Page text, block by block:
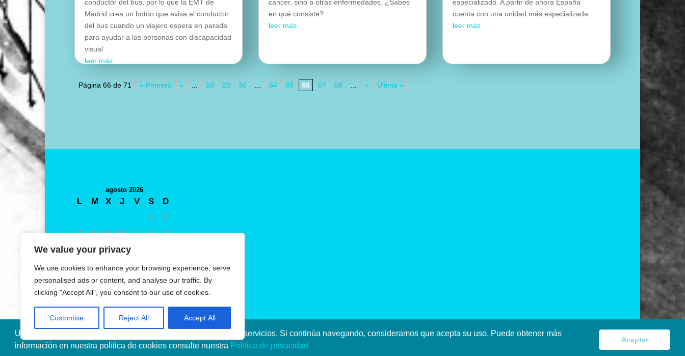
Utilizamos cookies propias y de terceros para mejorar nuestros servicios. Si continúa navegando, consideramos que acepta su uso. Puede obtener más
información en nuestra política de cookies consulte nuestra Política de privacidad
Aceptar
We value your privacy
We use cookies to enhance your browsing experience, serve
personalised ads or content, and analyse our traffic. By
clicking "Accept All", you consent to our use of cookies.
Customise Reject All Accept All
conductor del bus, por lo que la EMT de
Madrid crea un botón que avisa al conductor
del bus cuando un viajero espera en parada
para ayudar a las personas con discapacidad
visual.
leer más
cáncer, sino a otras enfermedades. ¿Sabes
en qué consiste?
leer más
especializado. A partir de ahora España
cuenta con una unidad más especializada.
leer más
Página 66 de 71 « Primera « 10 20 30 64 65 66 67 68 » Última »
agosto 2026
L M X J V S
D
1
2
3
4 5 6 7 8
9
10 11 12 13
17
21
24 25 26 27 28 29 30
31
« May
Diseñado por Ana de Miguel